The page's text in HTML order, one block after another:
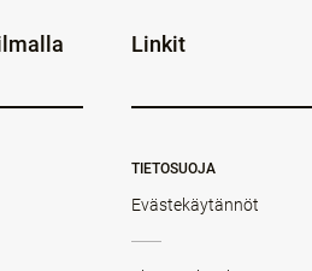
Linkit
TIETOSUOJA
Evästekäytännöt